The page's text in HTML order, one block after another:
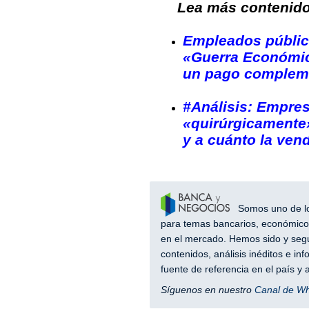
Lea más
Empleados
«Guerra
un pago
#Análisis:
y a cuánto la
Somos uno de
para temas bancarios,
en el mercado. Hemos sido y
contenidos, análisis inéditos e
fuente de referencia en el país y
Síguenos en nuestro Canal de